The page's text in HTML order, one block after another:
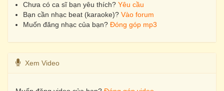
Chưa có ca sĩ bạn yêu thích? Yêu cầu
Bạn cần nhạc beat (karaoke)? Vào forum
Muốn đăng nhạc của bạn? Đóng góp mp3
Xem Video